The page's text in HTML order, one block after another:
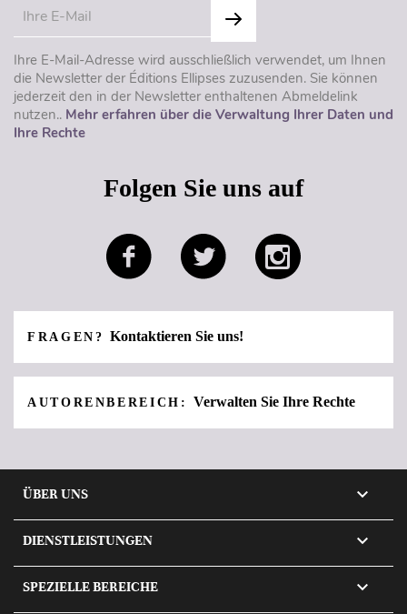
Ihre E-Mail-Adresse wird ausschließlich verwendet, um Ihnen
die Newsletter der Éditions Ellipses zuzusenden. Sie können
jederzeit den in der Newsletter enthaltenen Abmeldelink
nutzen.. Mehr erfahren über die Verwaltung Ihrer Daten und
Ihre Rechte
Folgen Sie uns auf
FRAGEN?Kontaktieren Sie uns!
AUTORENBEREICH:Verwalten Sie Ihre Rechte
ÜBER UNS 
DIENSTLEISTUNGEN 
SPEZIELLE BEREICHE 